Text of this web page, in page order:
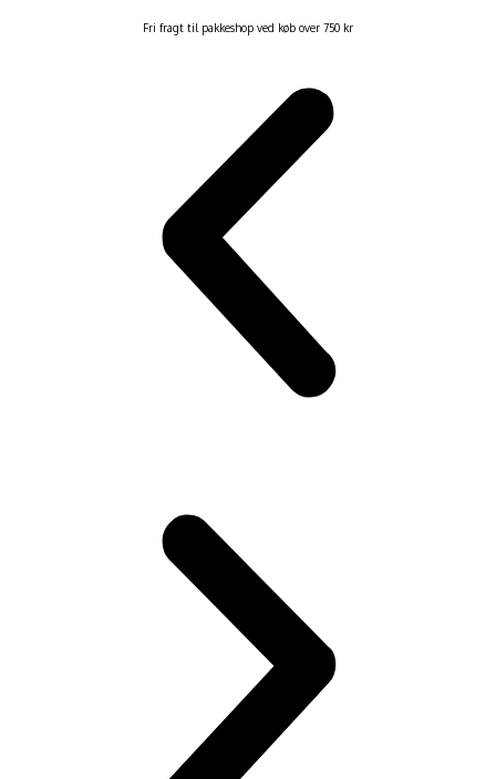
Fri fragt til pakkeshop ved køb over 750 kr